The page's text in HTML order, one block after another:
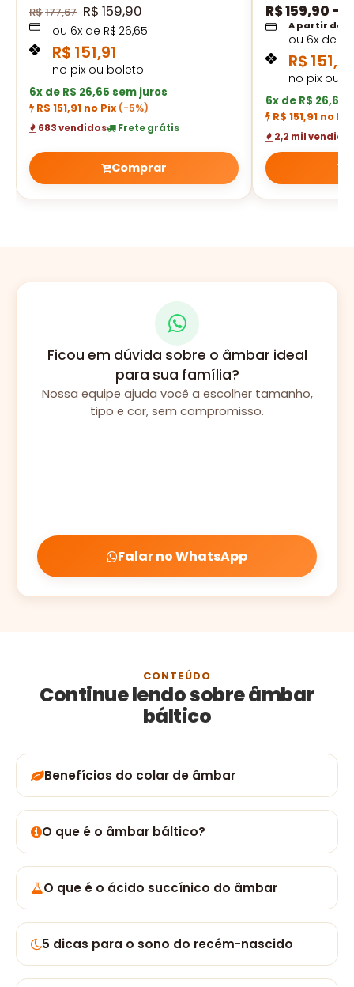
R$177,67 R$ 159,90
ou 6x de R$ 26,65
R$ 151,91
no pix ou boleto
6x de R$ 26,65 sem juros
R$ 151,91 no Pix (-5%)
683 vendidos Frete grátis
Comprar
R$159,90 –
A partir de
ou 6x de
R$ 151,91
no pix ou
6x de R$ 26,65
R$ 151,91 no Pix
2,2 mil
Ficou em dúvida sobre o âmbar ideal
para sua família?
Nossa equipe ajuda você a escolher tamanho,
tipo e cor, sem compromisso.
Falar no WhatsApp
CONTEÚDO
Continue lendo sobre âmbar
báltico
Benefícios do colar de âmbar
O que é o âmbar báltico?
O que é o ácido succínico do âmbar
5 dicas para o sono do recém-nascido